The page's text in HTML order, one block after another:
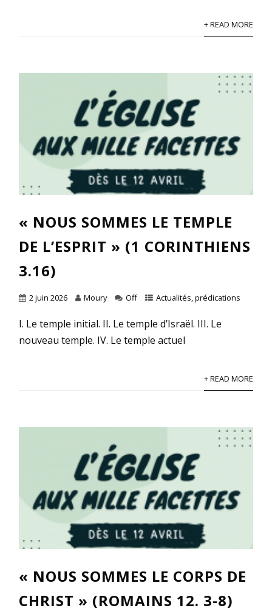
+ READ MORE
« NOUS SOMMES LE TEMPLE
DE L’ESPRIT » (1 CORINTHIENS
3.16)
2 juin 2026 Moury Off Actualités ,prédications
I. Le temple initial. II. Le temple d’Israël. III. Le
nouveau temple. IV. Le temple actuel
+ READ MORE
« NOUS SOMMES LE CORPS DE
CHRIST » (ROMAINS 12. 3-8)